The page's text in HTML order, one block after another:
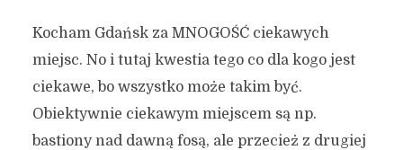
Kocham Gdańsk za MNOGOŚĆ ciekawych
miejsc. No i tutaj kwestia tego co dla kogo jest
ciekawe, bo wszystko może takim być.
Obiektywnie ciekawym miejscem są np.
bastiony nad dawną fosą, ale przecież z drugiej